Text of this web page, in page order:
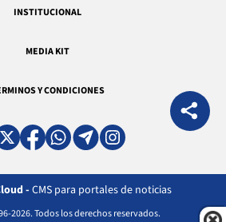
INSTITUCIONAL
MEDIA KIT
Y CONDICIONES
-CMS para portales de noticias
2026. Todos los derechos reservados.